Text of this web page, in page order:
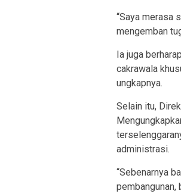
“Saya merasa
mengemban
Ia juga
cakrawala
ungkapnya.
Selain itu,
administrasi.
“Sebenarnya
pembangunan,